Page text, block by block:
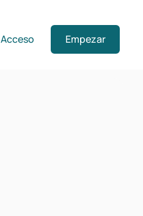
Acceso Empezar